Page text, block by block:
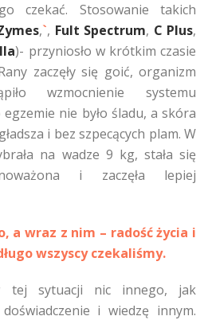
czekać. Stosowanie takich
,`, Fult Spectrum, C Plus,
)- przyniosło w krótkim czasie
zaczęły się goić, organizm
wzmocnienie systemu
nie było śladu, a skóra
i bez szpecących plam. W
na wadze 9 kg, stała się
i zaczęła lepiej
a wraz z nim – radość życia i
wszyscy czekaliśmy.
tej sytuacji nic innego, jak
i wiedzę innym.